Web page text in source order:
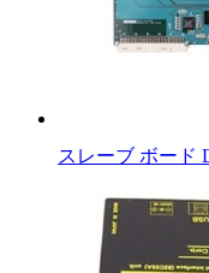
スレーブ ボード